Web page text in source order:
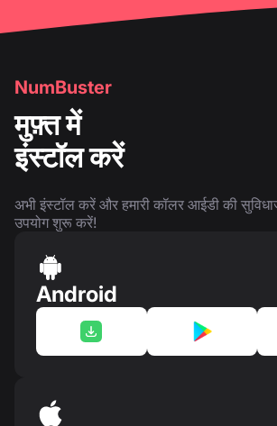
NumBuster
मुफ़्त में
इंस्टॉल करें
अभी इंस्टॉल करें और हमारी कॉलर आईडी की
उपयोग शुरू करें!
Android